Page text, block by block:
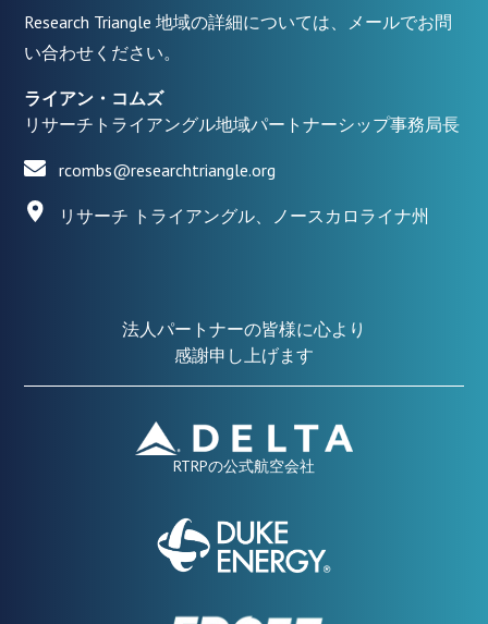
Research Triangle 地域の詳細については、メールでお問
い合わせください。
ライアン・コムズ
リサーチトライアングル地域パートナーシップ事務局長
rcombs@researchtriangle.org
リサーチ トライアングル、ノースカロライナ州
法人パートナーの皆様に心より
感謝申し上げます
RTRPの公式航空会社